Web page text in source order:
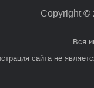
Copyright ©
Вся
сайта не